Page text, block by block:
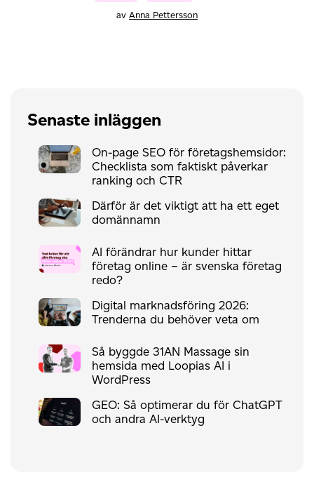
av Anna Pettersson
Senaste inläggen
On-page SEO för företagshemsidor:
Checklista som faktiskt påverkar
ranking och CTR
Därför är det viktigt att ha ett eget
domännamn
AI förändrar hur kunder hittar
företag online – är svenska företag
redo?
Digital marknadsföring 2026:
Trenderna du behöver veta om
Så byggde 31AN Massage sin
hemsida med Loopias AI i
WordPress
GEO: Så optimerar du för ChatGPT
och andra AI-verktyg